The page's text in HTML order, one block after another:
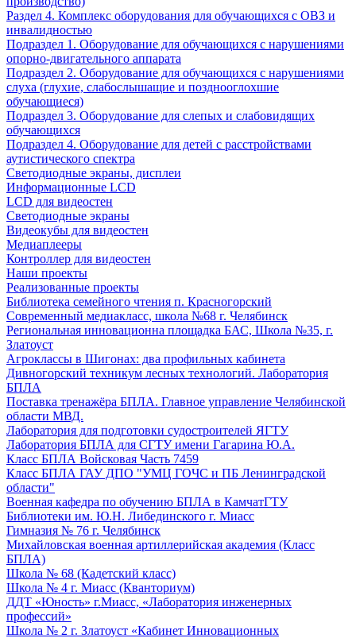
Раздел 4. Комплекс оборудования для обучающихся с ОВЗ и
инвалидностью
Подраздел 1. Оборудование для обучающихся с нарушениями
опорно-двигательного аппарата
Подраздел 2. Оборудование для обучающихся с нарушениями
слуха (глухие, слабослышащие и позднооглохшие
обучающиеся)
Подраздел 3. Оборудование для слепых и слабовидящих
обучающихся
Подраздел 4. Оборудование для детей с расстройствами
аутистического спектра
Светодиодные экраны, дисплеи
Информационные LCD
LCD для видеостен
Светодиодные экраны
Видеокубы для видеостен
Медиаплееры
Контроллер для видеостен
Наши проекты
Реализованные проекты
Библиотека семейного чтения п. Красногорский
Современный медиакласс, школа №68 г. Челябинск
Региональная инновационна площадка БАС, Школа №35, г.
Златоуст
Агроклассы в Шигонах: два профильных кабинета
Дивногорский техникум лесных технологий. Лаборатория
БПЛА
Поставка тренажёра БПЛА. Главное управление Челябинской
области МВД.
Лаборатория для подготовки судостроителей ЯГТУ
Лаборатория БПЛА для СГТУ имени Гагарина Ю.А.
Класс БПЛА Войсковая Часть 7459
Класс БПЛА ГАУ ДПО "УМЦ ГОЧС и ПБ Ленинградской
области"
Военная кафедра по обучению БПЛА в КамчатГТУ
Библиотеки им. Ю.Н. Либединского г. Миасс
Гимназия № 76 г. Челябинск
Михайловская военная артиллерийская академия (Класс
БПЛА)
Школа № 68 (Кадетский класс)
Школа № 4 г. Миасс (Кванториум)
ДДТ «Юность» г.Миасс, «Лаборатория инженерных
профессий»
Школа № 2 г. Златоуст «Кабинет Инновационных